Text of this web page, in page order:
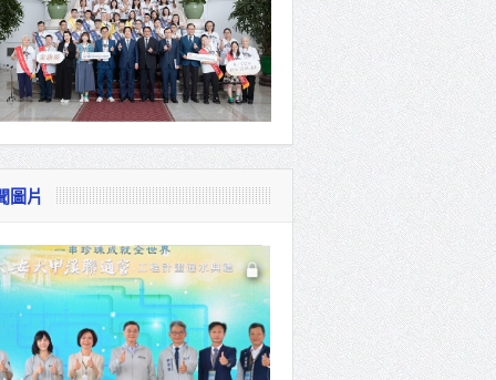
賓共同
圖片